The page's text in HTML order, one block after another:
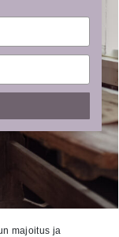
majoitus ja